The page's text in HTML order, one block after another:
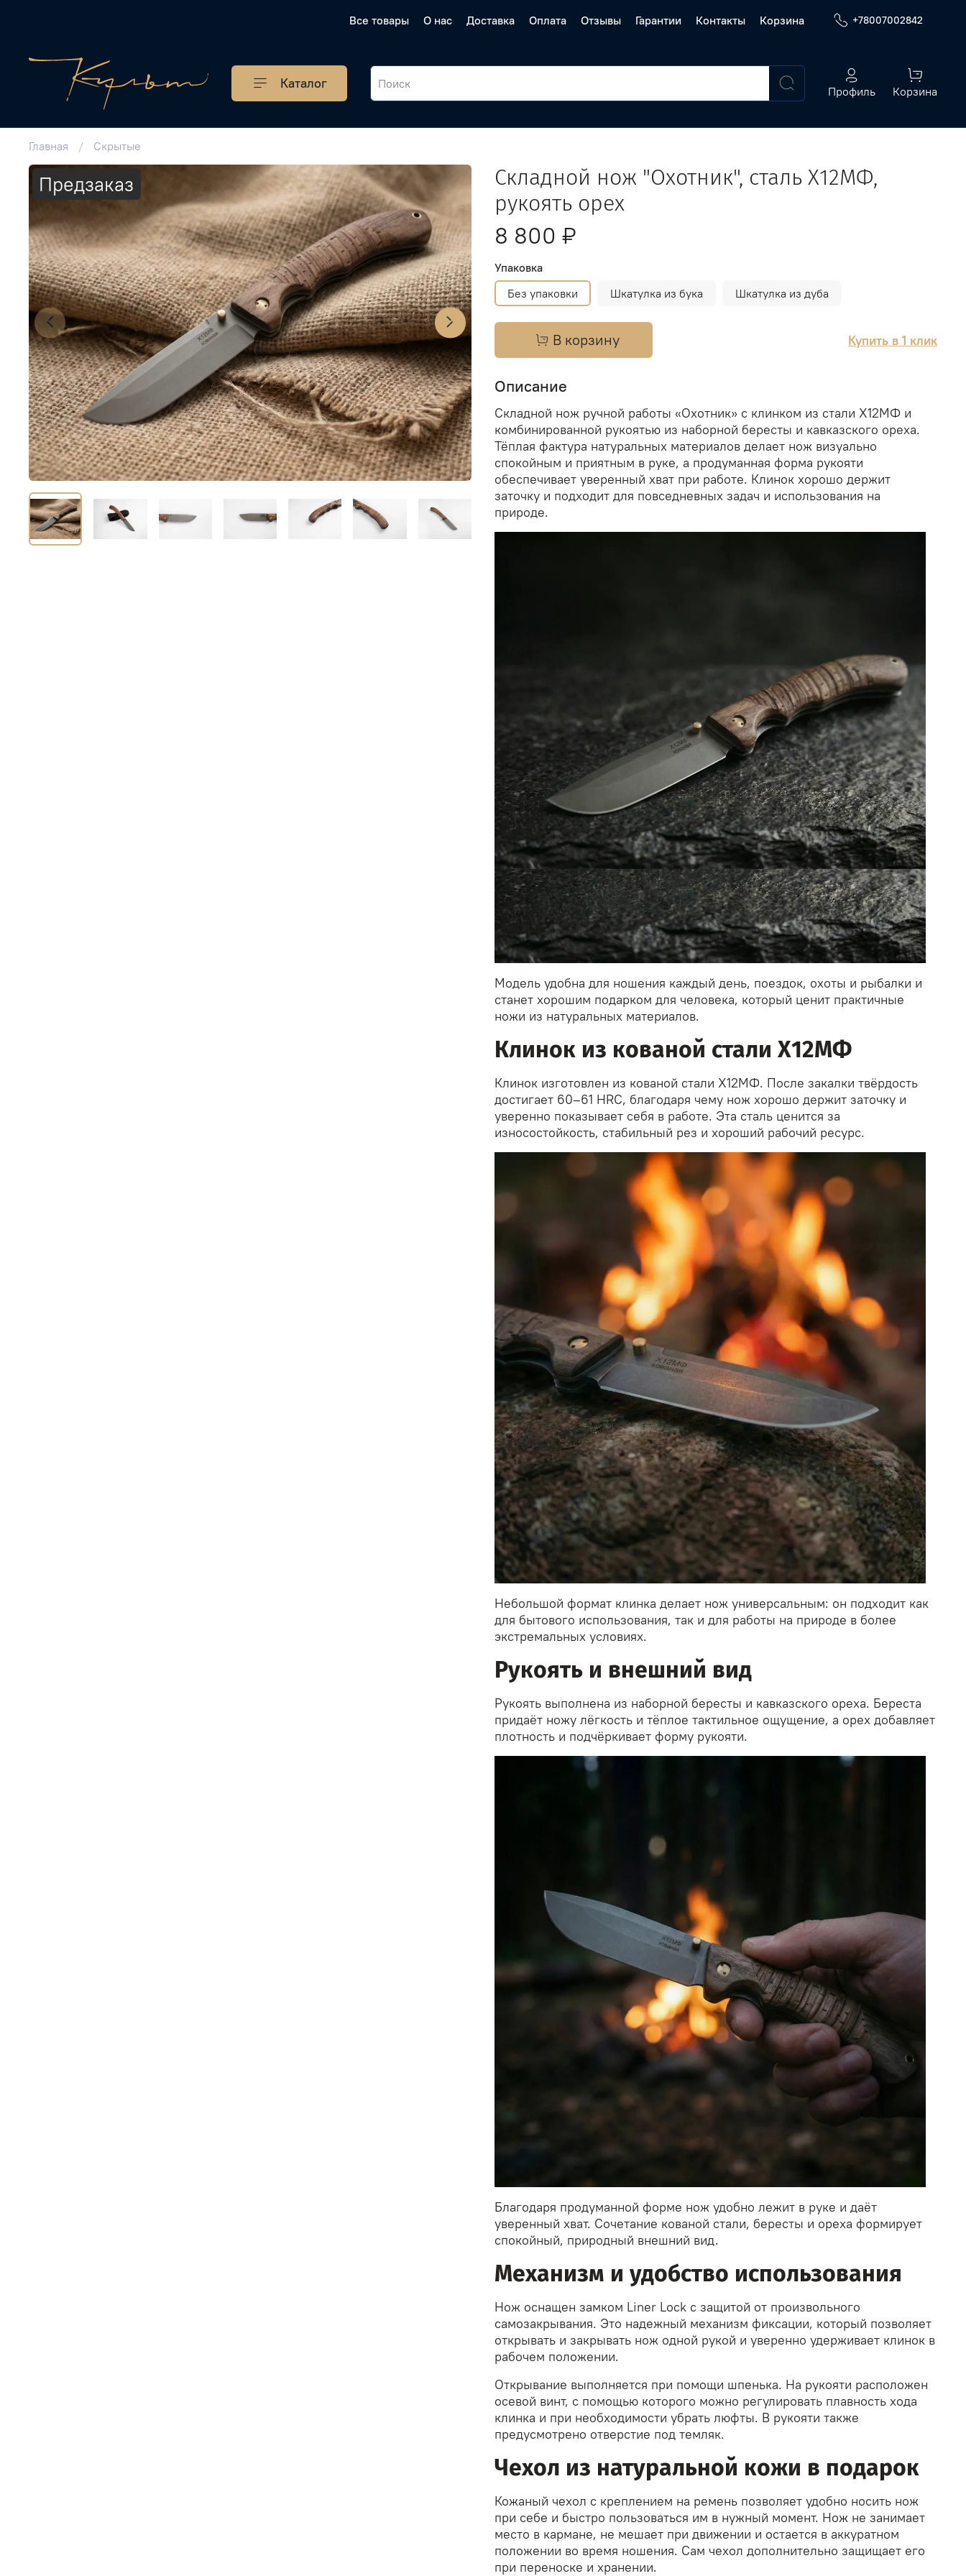
Все товары О нас Доставка Оплата Отзывы Гарантии Контакты Корзина +78007002842
Каталог Профиль Корзина
Главная Скрытые
Предзаказ
Складной нож "Охотник", сталь Х12МФ,
рукоять орех
8 800 ₽
Упаковка
Без упаковки
Шкатулка из бука Шкатулка из дуба
В корзину Купить в 1 клик
Описание
Складной нож ручной работы «Охотник» с клинком из стали Х12МФ и
комбинированной рукоятью из наборной бересты и кавказского ореха.
Тёплая фактура натуральных материалов делает нож визуально
спокойным и приятным в руке, а продуманная форма рукояти
обеспечивает уверенный хват при работе. Клинок хорошо держит
заточку и подходит для повседневных задач и использования на
природе.
Модель удобна для ношения каждый день, поездок, охоты и рыбалки и
станет хорошим подарком для человека, который ценит практичные
ножи из натуральных материалов.
Клинок из кованой стали Х12МФ
Клинок изготовлен из кованой стали Х12МФ. После закалки твёрдость
достигает 60–61 HRC, благодаря чему нож хорошо держит заточку и
уверенно показывает себя в работе. Эта сталь ценится за
износостойкость, стабильный рез и хороший рабочий ресурс.
Небольшой формат клинка делает нож универсальным: он подходит как
для бытового использования, так и для работы на природе в более
экстремальных условиях.
Рукоять и внешний вид
Рукоять выполнена из наборной бересты и кавказского ореха. Береста
придаёт ножу лёгкость и тёплое тактильное ощущение, а орех добавляет
плотность и подчёркивает форму рукояти.
Благодаря продуманной форме нож удобно лежит в руке и даёт
уверенный хват. Сочетание кованой стали, бересты и ореха формирует
спокойный, природный внешний вид.
Механизм и удобство использования
Нож оснащен замком Liner Lock с защитой от произвольного
самозакрывания. Это надежный механизм фиксации, который позволяет
открывать и закрывать нож одной рукой и уверенно удерживает клинок в
рабочем положении.
Открывание выполняется при помощи шпенька. На рукояти расположен
осевой винт, с помощью которого можно регулировать плавность хода
клинка и при необходимости убрать люфты. В рукояти также
предусмотрено отверстие под темляк.
Чехол из натуральной кожи в подарок
Кожаный чехол с креплением на ремень позволяет удобно носить нож
при себе и быстро пользоваться им в нужный момент. Нож не занимает
место в кармане, не мешает при движении и остается в аккуратном
положении во время ношения. Сам чехол дополнительно защищает его
при переноске и хранении.